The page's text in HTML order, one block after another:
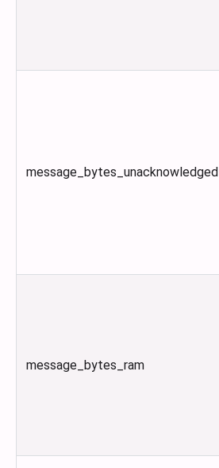
message_bytes_unacknowledged
message_bytes_ram